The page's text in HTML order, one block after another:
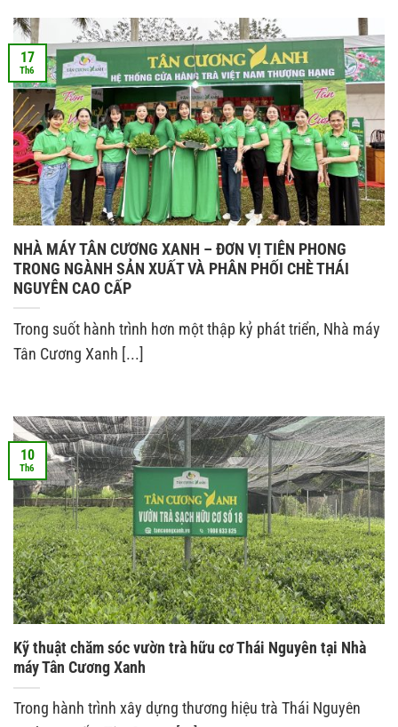
NHÀ MÁY TÂN CƯƠNG XANH – ĐƠN VỊ TIÊN PHONG
TRONG NGÀNH SẢN XUẤT VÀ PHÂN PHỐI CHÈ THÁI
NGUYÊN CAO CẤP
Trong suốt hành trình hơn một thập kỷ phát triển, Nhà máy
Tân Cương Xanh [...]
17
Th6
Kỹ thuật chăm sóc vườn trà hữu cơ Thái Nguyên tại Nhà
máy Tân Cương Xanh
Trong hành trình xây dựng thương hiệu trà Thái Nguyên
10
Th6